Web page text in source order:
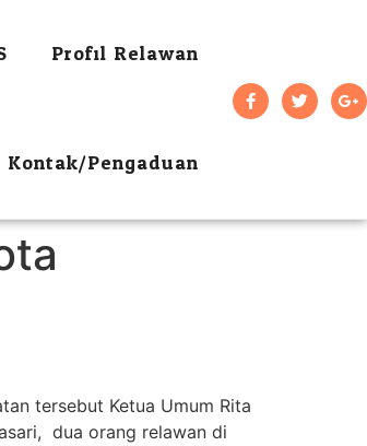
Profil Relawan
Kontak/Pengaduan
tersebut Ketua Umum Rita
dua orang relawan di